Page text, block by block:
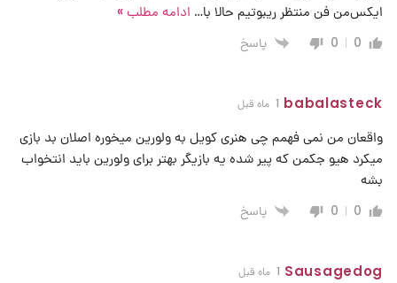
ایکس‌من فن منتظر ریبوتیم حالا با… ادامه مطلب »
0
0 پاسخ
babalasteck 1 ماه قبل
واقعان من نمی فهمم چی هنری کویل به ولورین میخوره اصلان بد بازی
میکرد هیو جکمن که پیر شده یه بازیگر بهتر برای ولورین باید انتخواب
بشه
0
0 پاسخ
Sausagedog 1 ماه قبل